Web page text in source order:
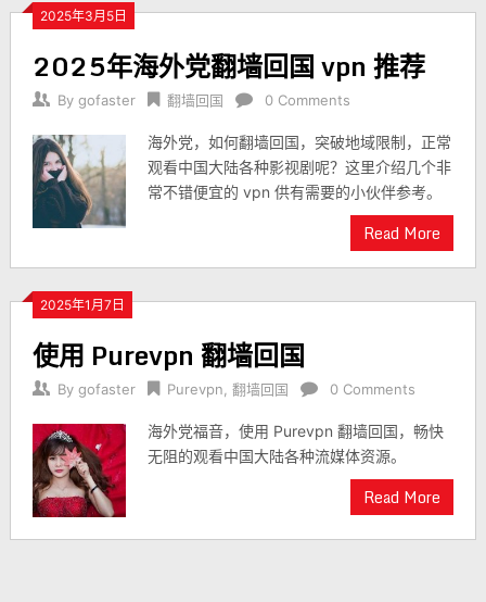
2025年3月5日
2025年海外党翻墙回国 vpn 推荐
By gofaster 翻墙回国 0 Comments
海外党，如何翻墙回国，突破地域限制，正常
观看中国大陆各种影视剧呢？这里介绍几个非
常不错便宜的 vpn 供有需要的小伙伴参考。
Read More
2025年1月7日
使用 Purevpn 翻墙回国
By gofaster Purevpn 翻墙回国 0 Comments
海外党福音，使用 Purevpn 翻墙回国，畅快
无阻的观看中国大陆各种流媒体资源。
Read More